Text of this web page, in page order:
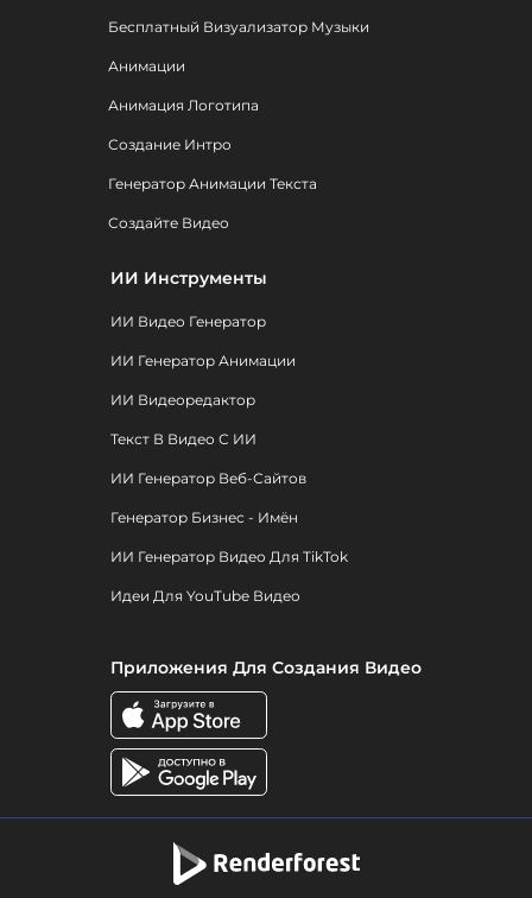
Бесплатный Визуализатор Музыки
Анимации
Анимация Логотипа
Создание Интро
Генератор Анимации Текста
Создайте Видео
ИИ Инструменты
ИИ Видео Генератор
ИИ Генератор Анимации
ИИ Видеоредактор
Текст В Видео С ИИ
ИИ Генератор Веб-Сайтов
Генератор Бизнес - Имён
ИИ Генератор Видео Для TikTok
Идеи Для YouTube Видео
Приложения Для Создания Видео